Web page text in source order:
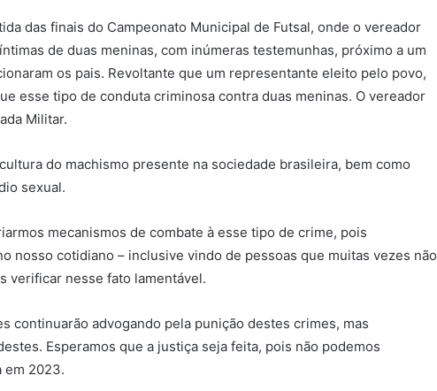
das finais do Campeonato Municipal de Futsal, onde o vereador
de duas meninas, com inúmeras testemunhas, próximo a um
os pais. Revoltante que um representante eleito pelo povo,
esse tipo de conduta criminosa contra duas meninas. O vereador
Militar.
do machismo presente na sociedade brasileira, bem como
sexual.
mecanismos de combate à esse tipo de crime, pois
nosso cotidiano – inclusive vindo de pessoas que muitas vezes não
verificar nesse fato lamentável.
continuarão advogando pela punição destes crimes, mas
Esperamos que a justiça seja feita, pois não podemos
em 2023.